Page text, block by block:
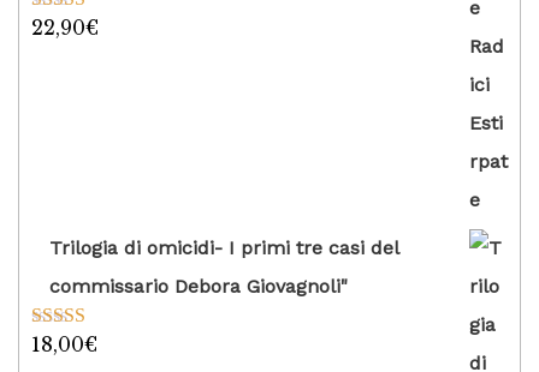
Valutato
22,90€
Trilogia di omicidi- I primi tre casi del
commissario Debora Giovagnoli"
Valutato
18,00€